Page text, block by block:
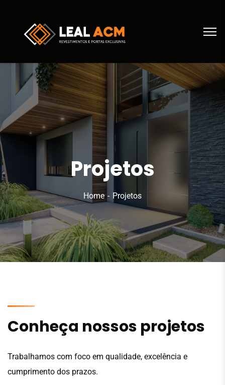
Projetos
Home Projetos
Conheça nossos projetos
Trabalhamos com foco em qualidade, excelência e
cumprimento dos prazos.